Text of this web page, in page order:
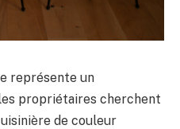
représente un
propriétaires cherchent
de couleur